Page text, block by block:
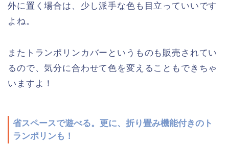
外に置く場合は、少し派手な色も目立っていいです
よね。
またトランポリンカバーというものも販売されてい
るので、気分に合わせて色を変えることもできちゃ
いますよ！
省スペースで遊べる。更に、折り畳み機能付きのト
ランポリンも！